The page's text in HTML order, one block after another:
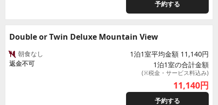
予約する
Double or Twin Deluxe Mountain View
朝食なし
返金不可
1泊1室平均金額 11,140円
1泊1室の合計金額
(※税金・サービス料込み)
11,140円
予約する